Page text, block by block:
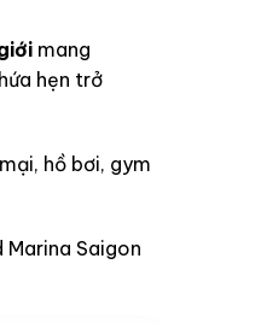
mang
hẹn trở
hồ bơi, gym
Saigon